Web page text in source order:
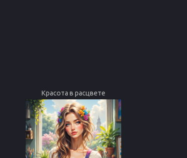
Красота в расцвете